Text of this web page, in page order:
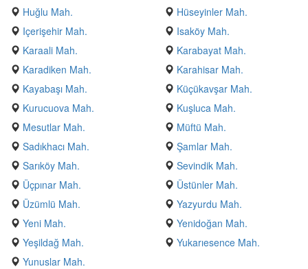
Huğlu Mah.
Hüseyinler Mah.
Içerişehir Mah.
Isaköy Mah.
Karaali Mah.
Karabayat Mah.
Karadiken Mah.
Karahisar Mah.
Kayabaşı Mah.
Küçükavşar Mah.
Kurucuova Mah.
Kuşluca Mah.
Mesutlar Mah.
Müftü Mah.
Sadıkhacı Mah.
Şamlar Mah.
Sarıköy Mah.
Sevindik Mah.
Üçpınar Mah.
Üstünler Mah.
Üzümlü Mah.
Yazyurdu Mah.
Yeni Mah.
Yenidoğan Mah.
Yeşildağ Mah.
Yukarıesence Mah.
Yunuslar Mah.